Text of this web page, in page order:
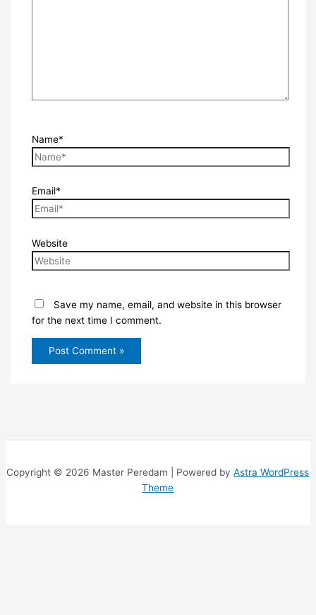
Name*
Email*
Website
Save my name, email, and website in this browser
for the next time I comment.
Copyright © 2026 Master Peredam | Powered byAstra WordPress
Theme